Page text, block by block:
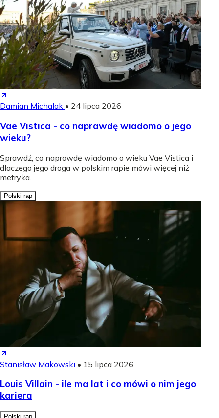
Damian Michalak • 24 lipca 2026
Vae Vistica - co naprawdę wiadomo o jego
wieku?
Sprawdź, co naprawdę wiadomo o wieku Vae Vistica i
dlaczego jego droga w polskim rapie mówi więcej niż
metryka.
Polski rap
Stanisław Makowski • 15 lipca 2026
Louis Villain - ile ma lat i co mówi o nim jego
kariera
Polski rap